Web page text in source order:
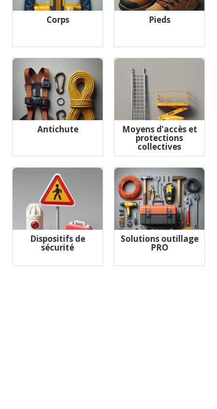
Corps Pieds
Antichute Moyens d’accès et
protections
collectives
Dispositifs de
sécurité
Solutions outillage
PRO